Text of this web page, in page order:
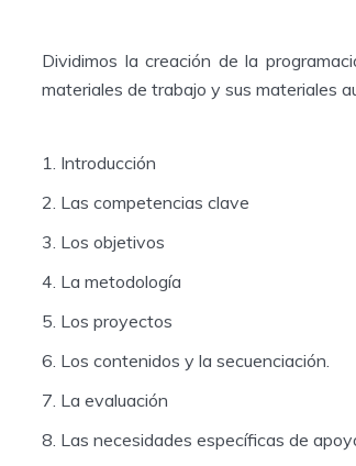
Dividimos la creación de la
materiales de trabajo y sus materiales
Introducción
Las competencias clave
Los objetivos
La metodología
Los proyectos
Los contenidos y la secuenciación.
La evaluación
Las necesidades específicas de